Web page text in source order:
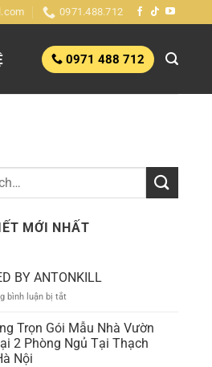
0971.488.712
0971 488 712
MỚI NHẤT
BY ANTONKILL
bình luận bị tắt
BY
ANTONKILL
Trọn Gói Mẫu Nhà Vườn
2 Phòng Ngủ Tại Thạch
Nội